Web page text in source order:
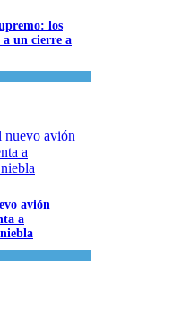
los
un cierre a
avión
a